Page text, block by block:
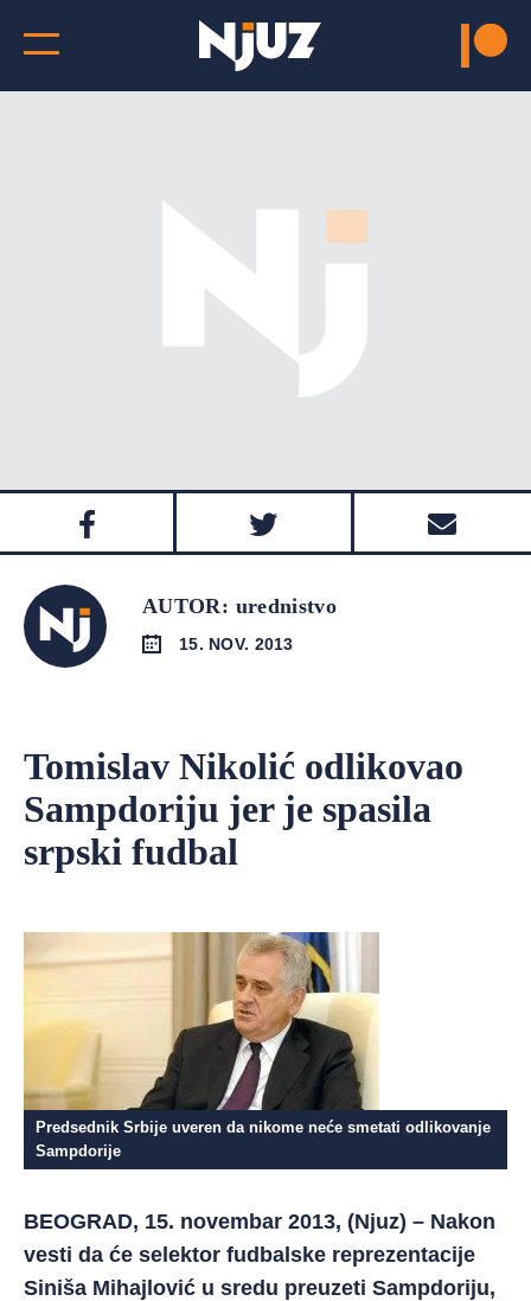
AUTOR: urednistvo
15. NOV. 2013
Tomislav Nikolić odlikovao
Sampdoriju jer je spasila
srpski fudbal
Predsednik Srbije uveren da nikome neće smetati odlikovanje
Sampdorije
BEOGRAD, 15. novembar 2013, (Njuz) – Nakon
vesti da će selektor fudbalske reprezentacije
Siniša Mihajlović u sredu preuzeti Sampdoriju,